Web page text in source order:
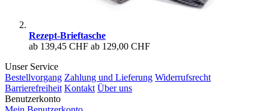
Rezept-Brieftasche
ab 139,45 CHF ab 129,00 CHF
Unser Service
Bestellvorgang Zahlung und Lieferung Widerrufsrecht
Barrierefreiheit Kontakt Über uns
Benutzerkonto